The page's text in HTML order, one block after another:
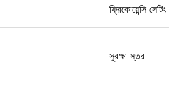
ফ্রিকোয়েন্সি সেটিং
সুরক্ষা স্তর